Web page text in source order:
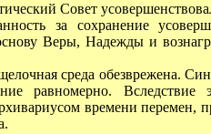
Совет
за сохранение
основу Веры, Надежды и
среда обезврежена.
равномерно. Вследствие
времени перемен,